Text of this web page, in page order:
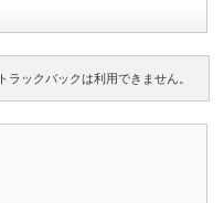
トラックバックは利用できません。